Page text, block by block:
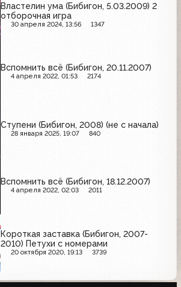
Властелин ума (Бибигон, 5.03.2009) 2
отборочная игра
30 апреля 2024, 13:56 1347
Вспомнить всё (Бибигон, 20.11.2007)
4 апреля 2022, 01:53 2174
Ступени (Бибигон, 2008) (не с начала)
28 января 2025, 19:07 840
Вспомнить всё (Бибигон, 18.12.2007)
4 апреля 2022, 02:03 2011
Короткая заставка (Бибигон, 2007-
2010) Петухи с номерами
20 октября 2020, 19:13 3739